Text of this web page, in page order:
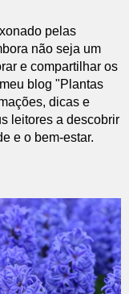
pelas
não seja um
e compartilhar os
blog "Plantas
dicas e
leitores a descobrir
e o bem-estar.